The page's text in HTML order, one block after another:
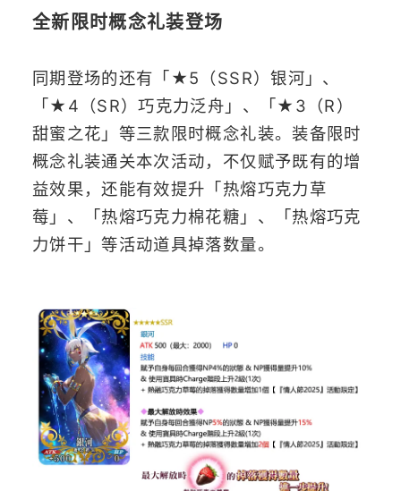
全新限时概念礼装登场
同期登场的还有「★5（SSR）银河」、
「★4（SR）巧克力泛舟」、「★3（R）
甜蜜之花」等三款限时概念礼装。装备限时
概念礼装通关本次活动，不仅赋予既有的增
益效果，还能有效提升「热熔巧克力草
莓」、「热熔巧克力棉花糖」、「热熔巧克
力饼干」等活动道具掉落数量。